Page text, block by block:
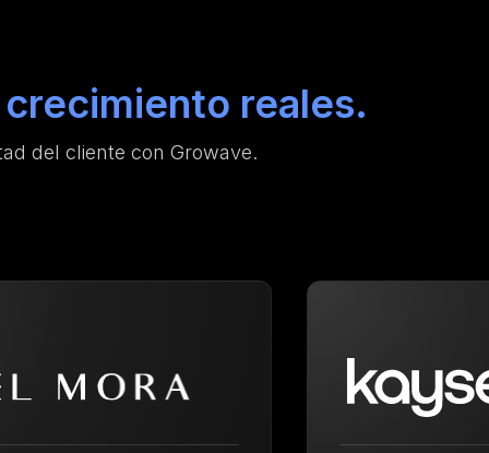
reales.
del cliente con Growave.